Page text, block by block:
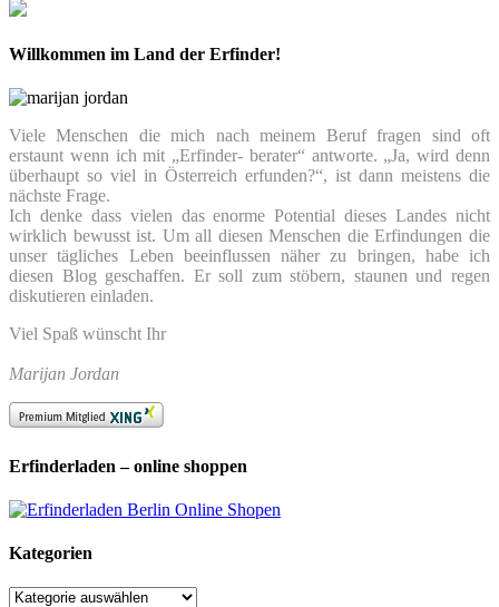
Willkommen im Land der Erfinder!
Viele Menschen die mich nach meinem Beruf fragen sind oft
erstaunt wenn ich mit „Erfinder- berater“ antworte. „Ja, wird denn
überhaupt so viel in Österreich erfunden?“, ist dann meistens die
nächste Frage.
Ich denke dass vielen das enorme Potential dieses Landes nicht
wirklich bewusst ist. Um all diesen Menschen die Erfindungen die
unser tägliches Leben beeinflussen näher zu bringen, habe ich
diesen Blog geschaffen. Er soll zum stöbern, staunen und regen
diskutieren einladen.
Viel Spaß wünscht Ihr
Marijan Jordan
Erfinderladen – online shoppen
Kategorien
Kategorien